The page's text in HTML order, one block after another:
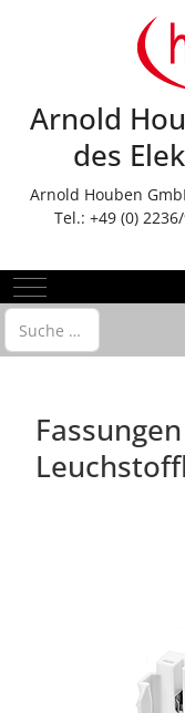
Arnold
des
Arnold Houben
Tel.: +49 (0)
Mobile Menu Toggle
Suchen